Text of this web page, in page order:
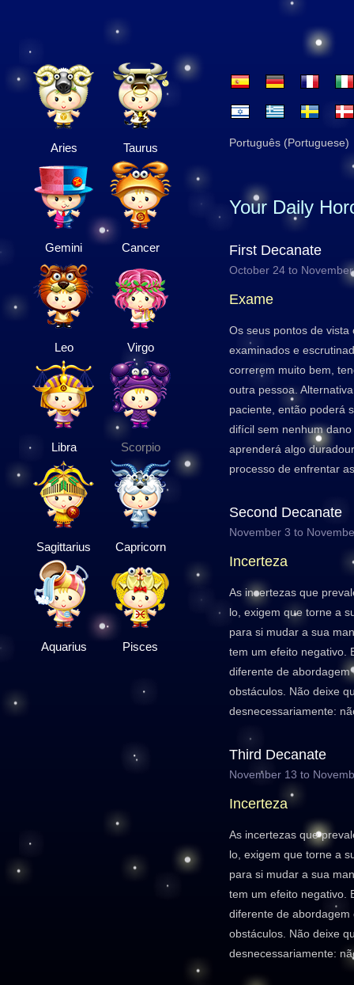
Aries Taurus
Gemini Cancer
Leo Virgo
Libra Scorpio
Sagittarius Capricorn
Aquarius Pisces
Português (Portuguese)
Your Daily
First Decanate
October 24 to
Exame
Os seus pontos de vista
examinados e
correrem muito bem,
outra pessoa.
paciente, então poderá
difícil sem nenhum
aprenderá algo
processo de enfrentar
Second Decanate
November 3 to
Incerteza
As incertezas que
lo, exigem que torne a
para si mudar a sua
tem um efeito negativo.
diferente de
obstáculos. Não deixe
desnecessariamente:
Third Decanate
November 13 to
Incerteza
As incertezas que
lo, exigem que torne a
para si mudar a sua
tem um efeito negativo.
diferente de
obstáculos. Não deixe
desnecessariamente: